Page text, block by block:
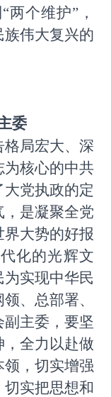
两个维护”，
伟大复兴的
委
局宏大、深
核心的中共
党执政的定
是凝聚全党
大势的好报
化的光辉文
实现中华民
、总部署、
主委，要坚
全力以赴做
，切实增强
实把思想和